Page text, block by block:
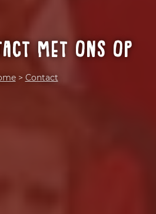
met ons op
> Contact